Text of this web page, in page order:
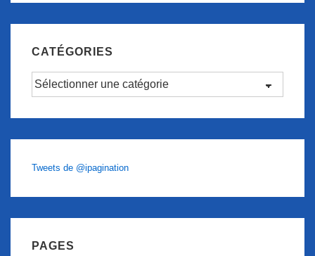
CATÉGORIES
Catégories
Tweets de @ipagination
PAGES